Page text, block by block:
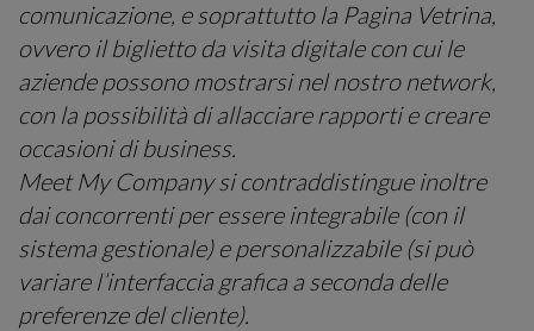
comunicazione, e soprattutto la Pagina Vetrina,
ovvero il biglietto da visita digitale con cui le
aziende possono mostrarsi nel nostro network,
con la possibilità di allacciare rapporti e creare
occasioni di business.
Meet My Company si contraddistingue inoltre
dai concorrenti per essere integrabile (con il
sistema gestionale) e personalizzabile (si può
variare l’interfaccia grafica a seconda delle
preferenze del cliente).